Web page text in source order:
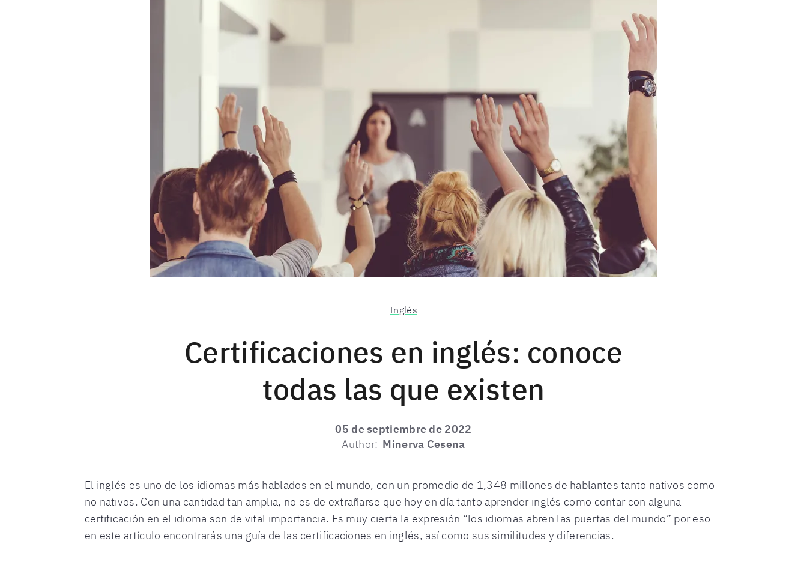
Inglés
Certificaciones en inglés: conoce
todas las que existen
05 de septiembre de 2022
Author: Minerva Cesena
El inglés es uno de los idiomas más hablados en el mundo, con un promedio de 1,348 millones de hablantes tanto nativos como
no nativos. Con una cantidad tan amplia, no es de extrañarse que hoy en día tanto aprender inglés como contar con alguna
certificación en el idioma son de vital importancia. Es muy cierta la expresión “los idiomas abren las puertas del mundo” por eso
en este artículo encontrarás una guía de las certificaciones en inglés, así como sus similitudes y diferencias.